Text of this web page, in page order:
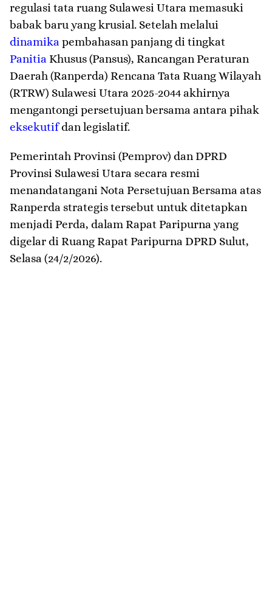
regulasi tata ruang Sulawesi Utara memasuki
babak baru yang krusial. Setelah melalui
dinamika pembahasan panjang di tingkat
Panitia Khusus (Pansus), Rancangan Peraturan
Daerah (Ranperda) Rencana Tata Ruang Wilayah
(RTRW) Sulawesi Utara 2025-2044 akhirnya
mengantongi persetujuan bersama antara pihak
eksekutifdan legislatif.
Pemerintah Provinsi (Pemprov) dan DPRD
Provinsi Sulawesi Utara secara resmi
menandatangani Nota Persetujuan Bersama atas
Ranperda strategis tersebut untuk ditetapkan
menjadi Perda, dalam Rapat Paripurna yang
digelar di Ruang Rapat Paripurna DPRD Sulut,
Selasa (24/2/2026).